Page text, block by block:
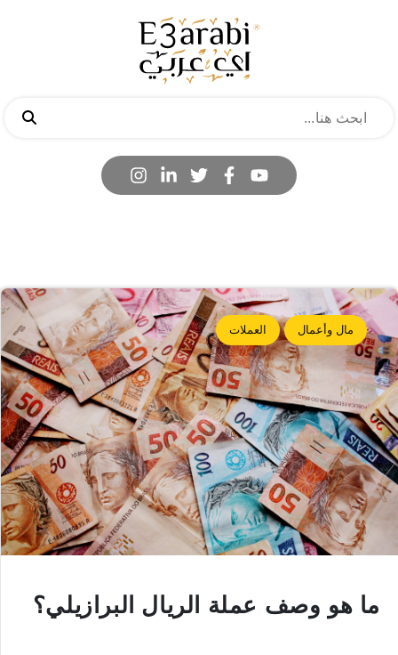
مال وأعمال العملات
ما هو وصف عملة الريال البرازيلي؟